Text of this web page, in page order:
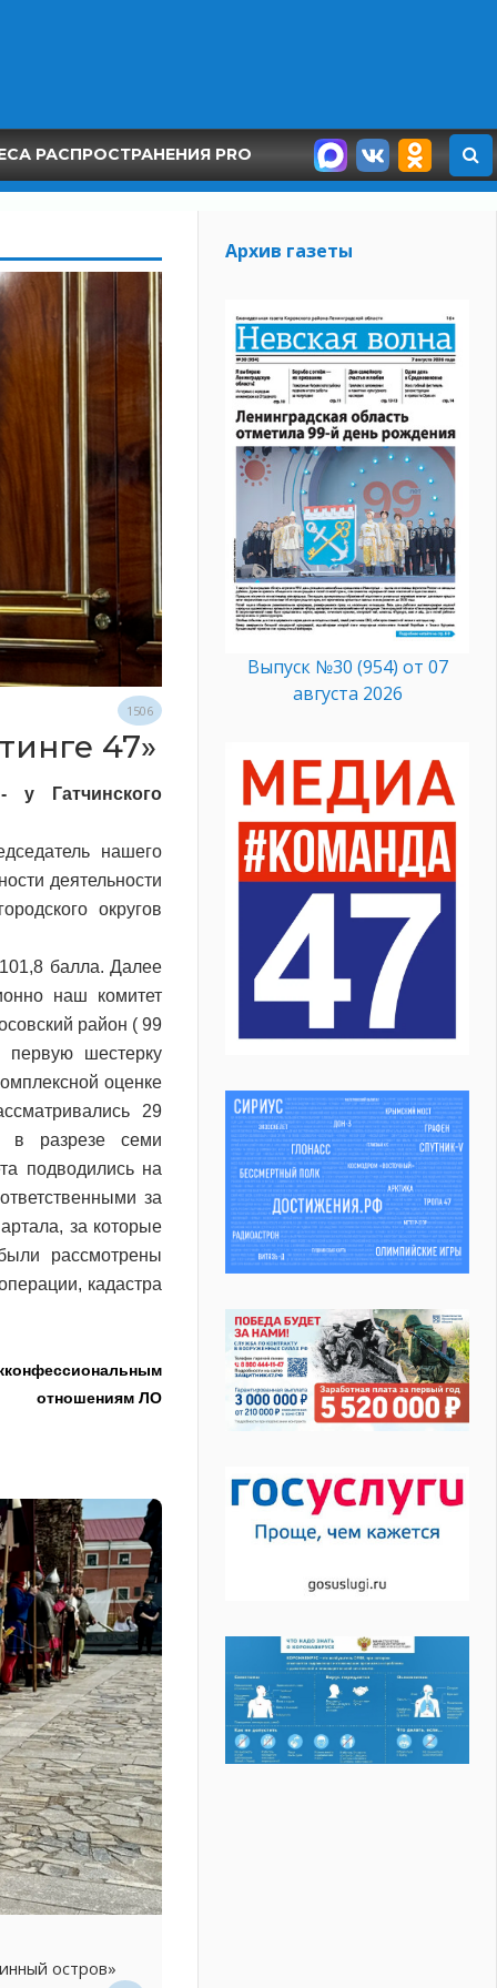
РАСПРОСТРАНЕНИЯ PRO
1506
47»
Гатчинского
нашего
деятельности
округов
балла. Далее
наш комитет
район ( 99
шестерку
оценке
29
в разрезе семи
подводились на
за
за которые
рассмотрены
кадастра
отношениям ЛО
остров»
Архив газеты
Выпуск №30 (954) от 07
августа 2026